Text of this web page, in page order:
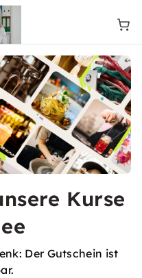
Kurse
Der Gutschein ist